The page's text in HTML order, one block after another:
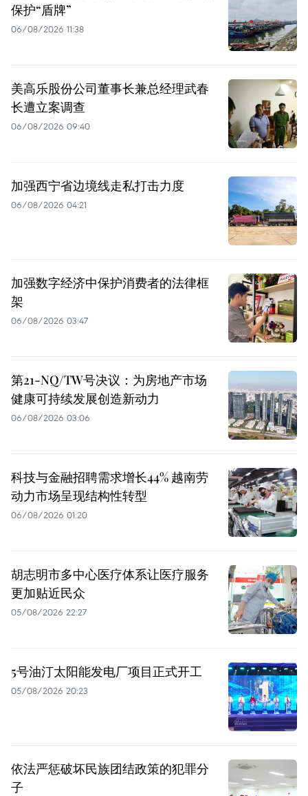
保护“盾牌”
06/08/2026 11:38
美高乐股份公司董事长兼总经理武春
长遭立案调查
06/08/2026 09:40
加强西宁省边境线走私打击力度
06/08/2026 04:21
加强数字经济中保护消费者的法律框
架
06/08/2026 03:47
第21-NQ/TW号决议：为房地产市场
健康可持续发展创造新动力
06/08/2026 03:06
科技与金融招聘需求增长44% 越南劳
动力市场呈现结构性转型
06/08/2026 01:20
胡志明市多中心医疗体系让医疗服务
更加贴近民众
05/08/2026 22:27
5号油汀太阳能发电厂项目正式开工
05/08/2026 20:23
依法严惩破坏民族团结政策的犯罪分
子